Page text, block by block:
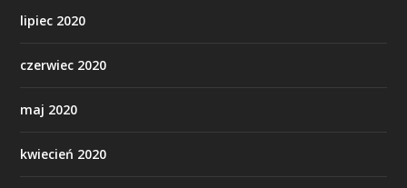
lipiec 2020
czerwiec 2020
maj 2020
kwiecień 2020